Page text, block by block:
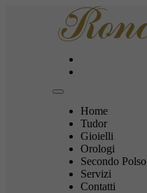
Home
Tudor
Gioielli
Orologi
Secondo Polso
Servizi
Contatti